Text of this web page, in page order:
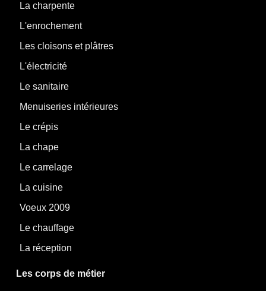
La charpente
L'enrochement
Les cloisons et plâtres
L'électricité
Le sanitaire
Menuiseries intérieures
Le crépis
La chape
Le carrelage
La cuisine
Voeux 2009
Le chauffage
La réception
Les corps de métier